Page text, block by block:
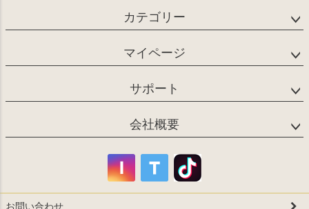
カテゴリー
マイページ
サポート
会社概要
お問い合わせ